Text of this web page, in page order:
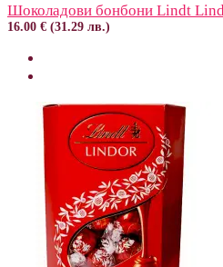
Шоколадови бонбони Lindt
16.00 € (31.29 лв.)